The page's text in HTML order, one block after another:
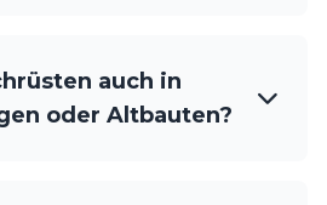
auch in
oder Altbauten?